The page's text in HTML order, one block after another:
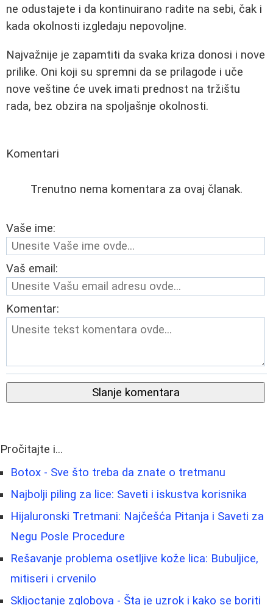
ne odustajete i da kontinuirano radite na sebi, čak i
kada okolnosti izgledaju nepovoljne.
Najvažnije je zapamtiti da svaka kriza donosi i nove
prilike. Oni koji su spremni da se prilagode i uče
nove veštine će uvek imati prednost na tržištu
rada, bez obzira na spoljašnje okolnosti.
Komentari
Trenutno nema komentara za ovaj članak.
Vaše ime:
Vaš email:
Komentar:
Slanje komentara
Pročitajte i...
Botox - Sve što treba da znate o tretmanu
Najbolji piling za lice: Saveti i iskustva korisnika
Hijaluronski Tretmani: Najčešća Pitanja i Saveti za
Negu Posle Procedure
Rešavanje problema osetljive kože lica: Bubuljice,
mitiseri i crvenilo
Skljoctanje zglobova - Šta je uzrok i kako se boriti